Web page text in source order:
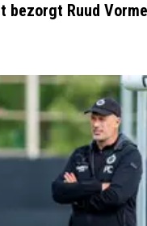
bezorgt Ruud